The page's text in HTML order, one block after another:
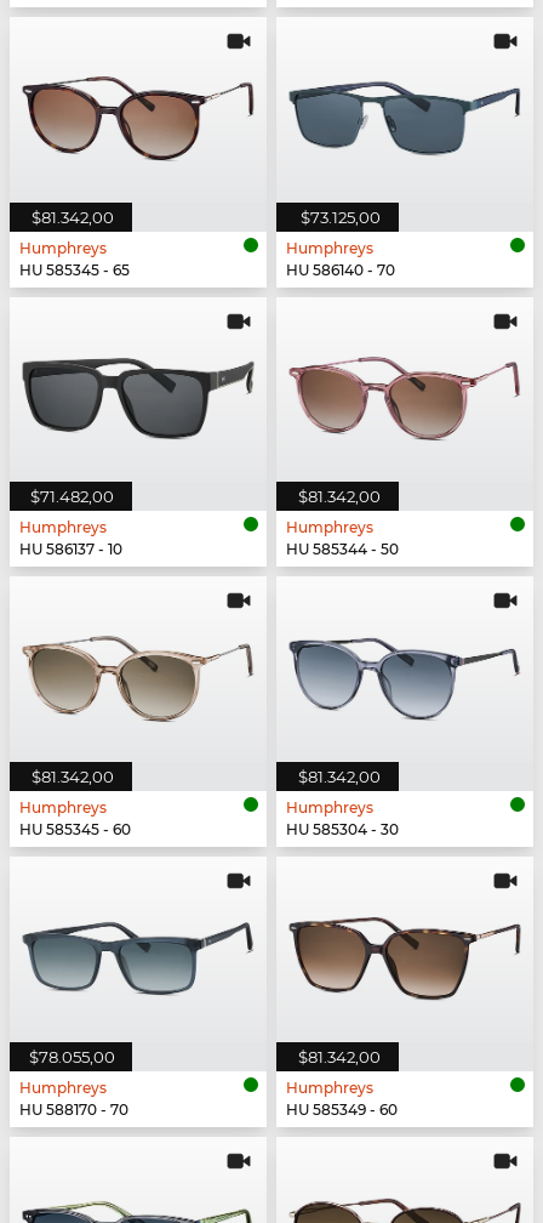
$81.342,00
Humphreys
HU 585345 - 65
$73.125,00
Humphreys
HU 586140 - 70
$71.482,00
Humphreys
HU 586137 - 10
$81.342,00
Humphreys
HU 585344 - 50
$81.342,00
Humphreys
HU 585345 - 60
$81.342,00
Humphreys
HU 585304 - 30
$78.055,00
Humphreys
HU 588170 - 70
$81.342,00
Humphreys
HU 585349 - 60